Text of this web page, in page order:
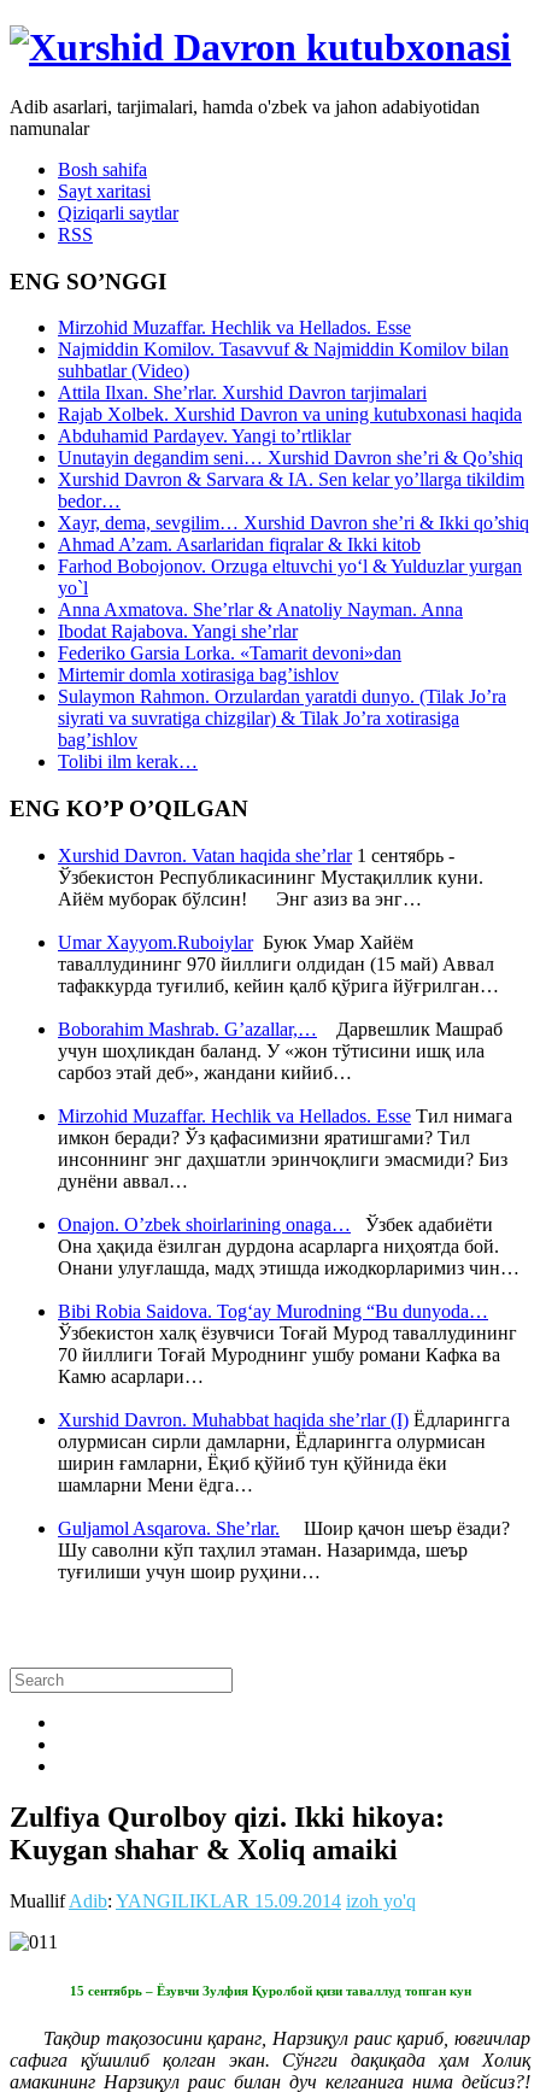
Adib asarlari, tarjimalari, hamda o'zbek va jahon adabiyotidan
namunalar
Bosh sahifa
Sayt xaritasi
Qiziqarli saytlar
RSS
ENG SO’NGGI
Mirzohid Muzaffar. Hechlik va Hellados. Esse
Najmiddin Komilov. Tasavvuf & Najmiddin Komilov bilan
suhbatlar (Video)
Attila Ilxan. She’rlar. Xurshid Davron tarjimalari
Rajab Xolbek. Xurshid Davron va uning kutubxonasi haqida
Abduhamid Pardayev. Yangi to’rtliklar
Unutayin degandim seni… Xurshid Davron she’ri & Qo’shiq
Xurshid Davron & Sarvara & IA. Sen kelar yo’llarga tikildim
bedor…
Xayr, dema, sevgilim… Xurshid Davron she’ri & Ikki qo’shiq
Ahmad A’zam. Asarlaridan fiqralar & Ikki kitob
Farhod Bobojonov. Orzuga eltuvchi yo‘l & Yulduzlar yurgan
yo`l
Anna Axmatova. She’rlar & Anatoliy Nayman. Anna
Ibodat Rajabova. Yangi she’rlar
Federiko Garsia Lorka. «Tamarit devoni»dan
Mirtemir domla xotirasiga bag’ishlov
Sulaymon Rahmon. Orzulardan yaratdi dunyo. (Tilak Jo’ra
siyrati va suvratiga chizgilar) & Tilak Jo’ra xotirasiga
bag’ishlov
Tolibi ilm kerak…
ENG KO’P O’QILGAN
Xurshid Davron. Vatan haqida she’rlar1 сентябрь -
Ўзбекистон Республикасининг Мустақиллик куни.
Айём муборак бўлсин! Энг азиз ва энг…
Umar Xayyom.RuboiylarБуюк Умар Хайём
таваллудининг 970 йиллиги олдидан (15 май) Аввал
тафаккурда туғилиб, кейин қалб қўрига йўғрилган…
Boborahim Mashrab. G’azallar,… Дарвешлик Машраб
учун шоҳликдан баланд. У «жон тўтисини ишқ ила
сарбоз этай деб», жандани кийиб…
Mirzohid Muzaffar. Hechlik va Hellados. Esse Тил нимага
имкон беради? Ўз қафасимизни яратишгами? Тил
инсоннинг энг даҳшатли эринчоқлиги эмасмиди? Биз
дунёни аввал…
Onajon. O’zbek shoirlarining onaga… Ўзбек адабиёти
Она ҳақида ёзилган дурдона асарларга ниҳоятда бой.
Онани улуғлашда, мадҳ этишда ижодкорларимиз чин…
Bibi Robia Saidova. Tog‘ay Murodning “Bu dunyoda…
Ўзбекистон халқ ёзувчиси Тоғай Мурод таваллудининг
70 йиллиги Тоғай Муроднинг ушбу романи Кафка ва
Камю асарлари…
Xurshid Davron. Muhabbat haqida she’rlar (I) Ёдларингга
олурмисан сирли дамларни, Ёдларингга олурмисан
ширин ғамларни, Ёқиб қўйиб тун қўйнида ёки
шамларни Мени ёдга…
Guljamol Asqarova. She’rlar. Шоир қачон шеър ёзади?
Шу саволни кўп таҳлил этаман. Назаримда, шеър
туғилиши учун шоир руҳини…
Zulfiya Qurolboy qizi. Ikki hikoya:
Kuygan shahar & Xoliq amaiki
MuallifAdib: YANGILIKLAR 15.09.2014 izoh yo'q
15 сентябрь – Ёзувчи Зулфия Қуролбой қизи таваллуд топган кун
Тақдир тақозосини қаранг, Нарзиқул раис қариб, ювғичлар
сафига қўшилиб қолган экан. Сўнгги дақиқада ҳам Холиқ
амакининг Нарзиқул раис билан дуч келганига нима дейсиз?!